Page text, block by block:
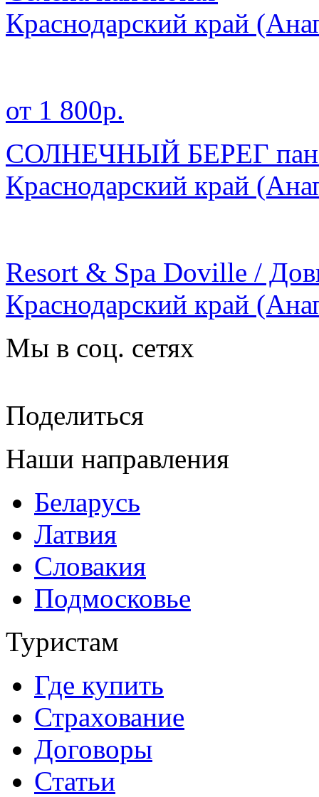
Краснодарский край
от 1 800р.
СОЛНЕЧНЫЙ БЕРЕГ
Краснодарский край
Resort & Spa Doville /
Краснодарский край
Мы в соц. сетях
Поделиться
Наши направления
Беларусь
Латвия
Словакия
Подмосковье
Туристам
Где купить
Страхование
Договоры
Статьи